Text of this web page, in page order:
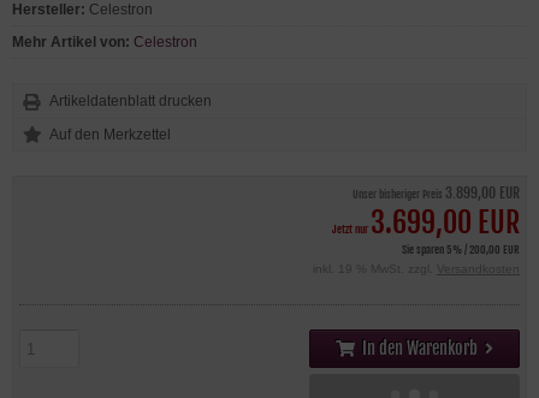
Unser bisheriger Preis 3.899,00 EUR
Jetzt nur 3.699,00 EUR
Sie sparen 5% / 200,00 EUR
inkl. 19 % MwSt. zzgl.
Versandkosten
In den Warenkorb
Hersteller: Celestron
Mehr Artikel von: Celestron
Artikeldatenblatt drucken